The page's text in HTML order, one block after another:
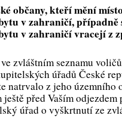
občany, kteří mění
v zahraničí, případně
v zahraničí vracejí z
zvláštním seznamu
úřadů České
natrvalo z jeho územního
před Vaším odjezdem
úřad o vyškrtnutí ze